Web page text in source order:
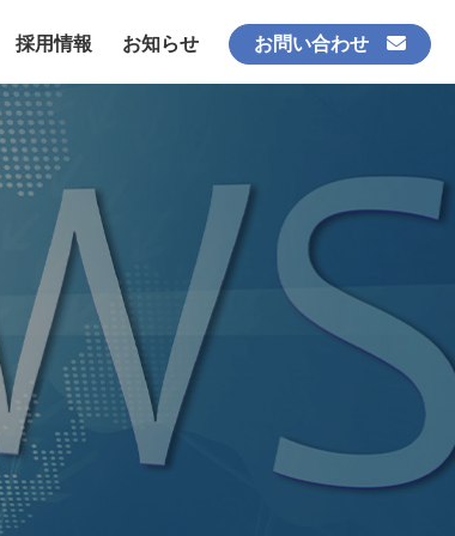
採用情報 お知らせ お問い合わせ